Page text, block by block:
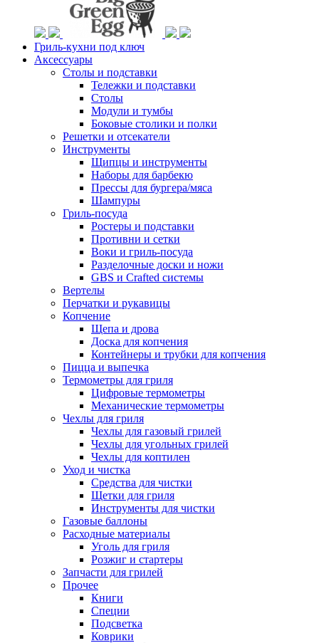
Гриль-кухни под ключ
Аксессуары
Столы и подставки
Тележки и подставки
Столы
Модули и тумбы
Боковые столики и полки
Решетки и отсекатели
Инструменты
Щипцы и инструменты
Наборы для барбекю
Прессы для бургера/мяса
Шампуры
Гриль-посуда
Ростеры и подставки
Противни и сетки
Воки и гриль-посуда
Разделочные доски и ножи
GBS и Crafted системы
Вертелы
Перчатки и рукавицы
Копчение
Щепа и дрова
Доска для копчения
Контейнеры и трубки для копчения
Пицца и выпечка
Термометры для гриля
Цифровые термометры
Механические термометры
Чехлы для гриля
Чехлы для газовый грилей
Чехлы для угольных грилей
Чехлы для коптилен
Уход и чистка
Средства для чистки
Щетки для гриля
Инструменты для чистки
Газовые баллоны
Расходные материалы
Уголь для гриля
Розжиг и стартеры
Запчасти для грилей
Прочее
Книги
Специи
Подсветка
Коврики